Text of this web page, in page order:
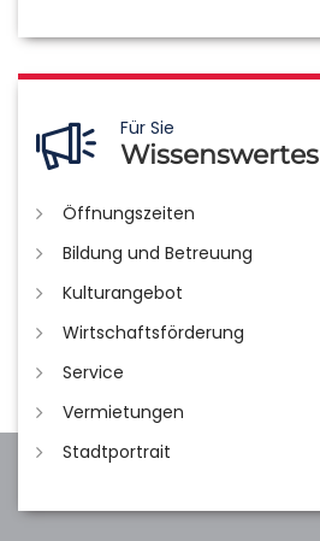
Für Sie
Wissenswertes
Öffnungszeiten
Bildung und Betreuung
Kulturangebot
Wirtschaftsförderung
Service
Vermietungen
Stadtportrait